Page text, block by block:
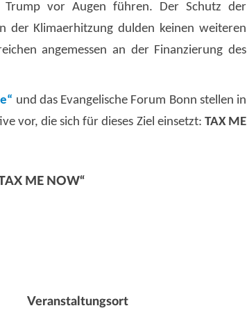
vor Augen führen. Der Schutz der
der Klimaerhitzung dulden keinen weiteren
angemessen an der Finanzierung des
und das Evangelische Forum Bonn stellen in
vor, die sich für dieses Ziel einsetzt: TAX ME
ME NOW“
Veranstaltungsort